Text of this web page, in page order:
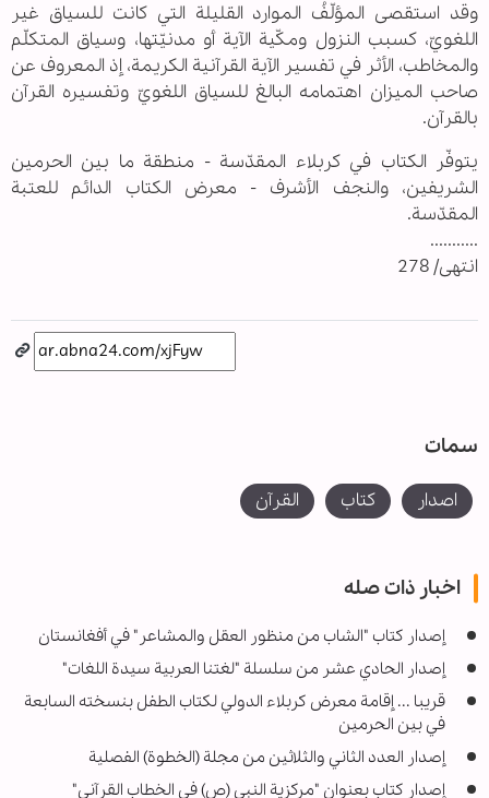
وقد استقصى المؤلّفُ الموارد القليلة التي كانت للسياق غير
اللغويّ، كسبب النزول ومكّية الآية أو مدنيّتها، وسياق المتكلّم
والمخاطب، الأثر في تفسير الآية القرآنية الكريمة، إذ المعروف عن
صاحب الميزان اهتمامه البالغ للسياق اللغويّ وتفسيره القرآن
بالقرآن.
يتوفّر الكتاب في كربلاء المقدّسة - منطقة ما بين الحرمين
الشريفين، والنجف الأشرف - معرض الكتاب الدائم للعتبة
المقدّسة.
...........
انتهى/ 278
سمات
اصدار كتاب القرآن
اخبار ذات صله
إصدار كتاب "الشاب من منظور العقل والمشاعر" في أفغانستان
إصدار الحادي عشر من سلسلة "لغتنا العربية سيدة اللغات"
قريبا ... إقامة معرض كربلاء الدولي لكتاب الطفل بنسخته السابعة
في بين الحرمين
إصدار العدد الثاني والثلاثين من مجلة (الخطوة) الفصلية
إصدار كتاب بعنوان "مركزية النبي (ص) في الخطاب القرآني"